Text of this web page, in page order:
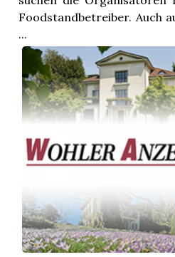
Foodstandbetreiber. Auch
...